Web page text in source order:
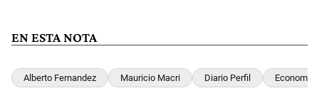
EN ESTA NOTA
Alberto Fernandez Mauricio Macri Diario Perfil Economia